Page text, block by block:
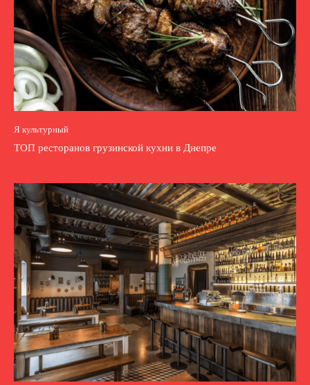
Я культурный
ТОП ресторанов грузинской кухни в Днепре